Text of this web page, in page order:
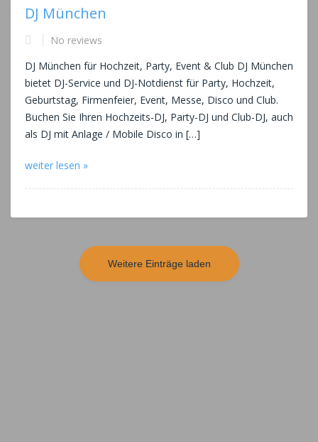
DJ München
No reviews
DJ München für Hochzeit, Party, Event & Club DJ München
bietet DJ-Service und DJ-Notdienst für Party, Hochzeit,
Geburtstag, Firmenfeier, Event, Messe, Disco und Club.
Buchen Sie Ihren Hochzeits-DJ, Party-DJ und Club-DJ, auch
als DJ mit Anlage / Mobile Disco in […]
weiter lesen »
Weitere Einträge laden